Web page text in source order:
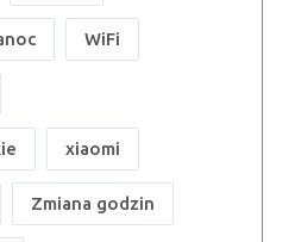
WiFi
xiaomi
Zmiana godzin